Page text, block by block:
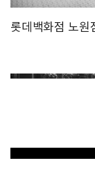
롯데백화점 노